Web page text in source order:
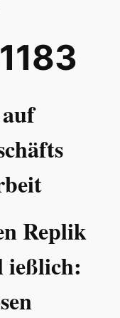
Replik
ießlich: